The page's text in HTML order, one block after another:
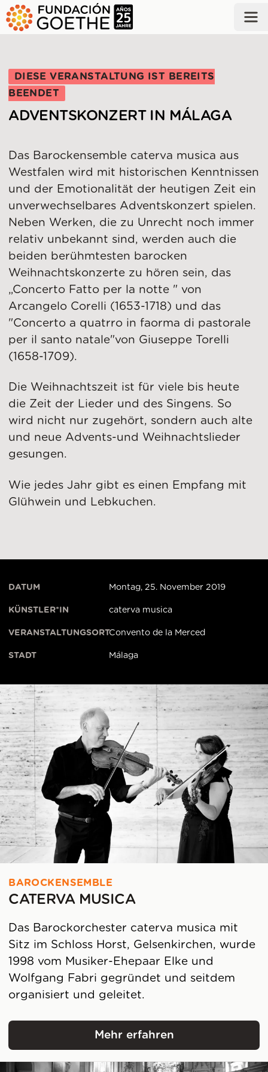
ZUM HAUPTINHALT SPRINGEN
DIESE VERANSTALTUNG IST BEREITS
BEENDET
ADVENTSKONZERT IN MÁLAGA
Das Barockensemble caterva musica aus
Westfalen wird mit historischen Kenntnissen
und der Emotionalität der heutigen Zeit ein
unverwechselbares Adventskonzert spielen.
Neben Werken, die zu Unrecht noch immer
relativ unbekannt sind, werden auch die
beiden berühmtesten barocken
Weihnachtskonzerte zu hören sein, das
„Concerto Fatto per la notte " ​von
Arcangelo Corelli (1653-1718) und das
"Concerto a quatrro in faorma di pastorale
per il santo natale"von Giuseppe Torelli
(1658-1709).
Die Weihnachtszeit ist für viele bis heute
die Zeit der Lieder und des Singens. So
wird nicht nur zugehört, sondern auch alte
und neue Advents-und Weihnachtslieder
gesungen.
Wie jedes Jahr gibt es einen Empfang mit
Glühwein und Lebkuchen.
DATUM Montag, 25. November 2019
KÜNSTLER*IN caterva musica
VERANSTALTUNGSORTConvento de la Merced
STADT Málaga
BAROCKENSEMBLE
CATERVA MUSICA
Das Barockorchester caterva musica mit
Sitz im Schloss Horst, Gelsenkirchen, wurde
1998 vom Musiker-Ehepaar Elke und
Wolfgang Fabri gegründet und seitdem
organisiert und geleitet.
Mehr erfahren
caterva musica